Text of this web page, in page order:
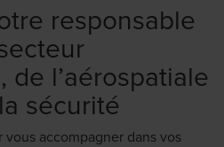
responsable
de l’aérospatiale
sécurité
vous accompagner dans vos